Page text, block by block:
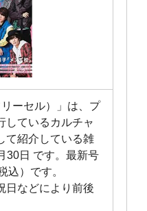
ーセル）」は、プ
しているカルチャ
て紹介している雑
30日 です。最新号
込）です。
日などにより前後